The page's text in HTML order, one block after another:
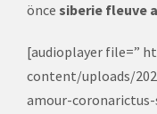
önce siberie fleuve
[audioplayer file=”
content/uploads/
amour-